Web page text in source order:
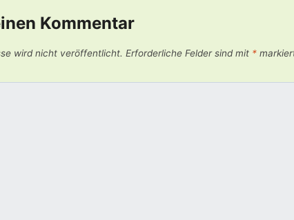
Kommentar
wird nicht veröffentlicht. Erforderliche Felder sind mit *